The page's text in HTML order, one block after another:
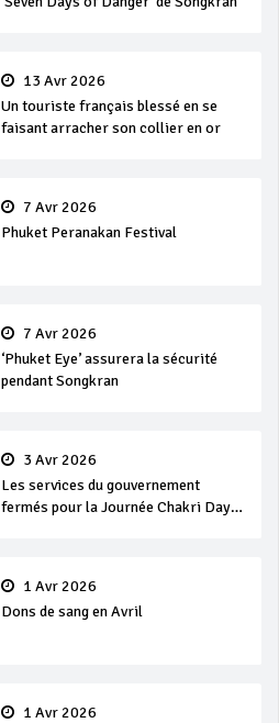
13 Avr 2026
Un touriste français blessé en se
faisant arracher son collier en or
7 Avr 2026
Phuket Peranakan Festival
7 Avr 2026
‘Phuket Eye’ assurera la sécurité
pendant Songkran
3 Avr 2026
Les services du gouvernement
fermés pour la Journée Chakri Day
1 Avr 2026
Dons de sang en Avril
1 Avr 2026